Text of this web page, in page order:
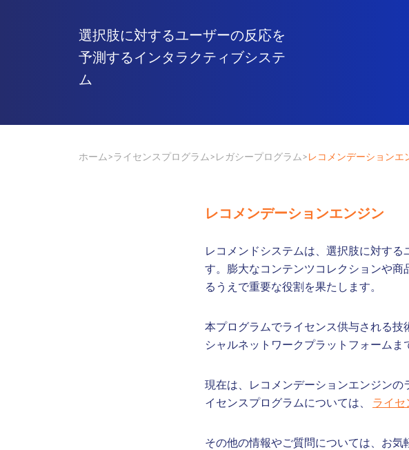
選択肢に対するユーザーの反応を
予測するインタラクティブシステ
ム
ホーム ライセンスプログラム レガシープログラム レコメンデーションエ
レコメンデーションエンジン
レコメンドシステムは、選択肢に対す
す。膨大なコンテンツコレクションや
るうえで重要な役割を果たします。
本プログラムでライセンス供与される
シャルネットワークプラットフォームま
現在は、レコメンデーションエンジン
イセンスプログラムについては、 ライセ
その他の情報やご質問については、お気